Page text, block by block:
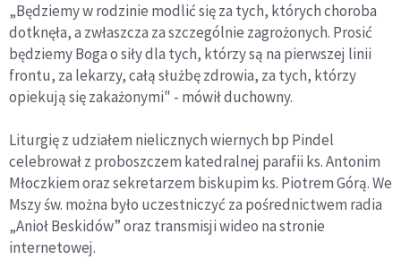
„Będziemy w rodzinie modlić się za tych, których choroba
dotknęła, a zwłaszcza za szczególnie zagrożonych. Prosić
będziemy Boga o siły dla tych, którzy są na pierwszej linii
frontu, za lekarzy, całą służbę zdrowia, za tych, którzy
opiekują się zakażonymi" - mówił duchowny.
Liturgię z udziałem nielicznych wiernych bp Pindel
celebrował z proboszczem katedralnej parafii ks. Antonim
Młoczkiem oraz sekretarzem biskupim ks. Piotrem Górą. We
Mszy św. można było uczestniczyć za pośrednictwem radia
„Anioł Beskidów” oraz transmisji wideo na stronie
internetowej.